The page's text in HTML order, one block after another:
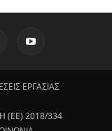
ΕΡΓΑΣΙΑΣ
2018/334